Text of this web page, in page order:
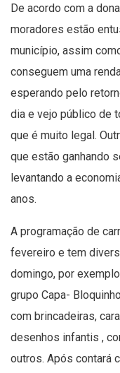
De acordo com a
moradores estão
município, assim
conseguem uma
esperando pelo
dia e vejo público de
que é muito legal.
que estão ganhando
levantando a
anos.
A programação de
fevereiro e tem
domingo, por
grupo Capa-
com brincadeiras,
desenhos infantis ,
outros. Após contará